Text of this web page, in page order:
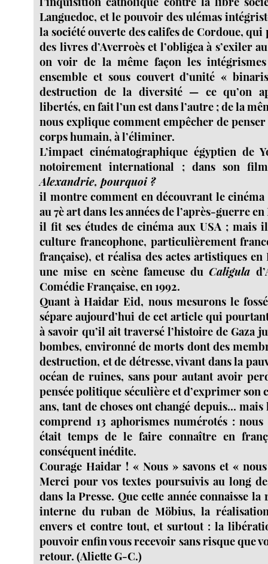
Languedoc, et le pouvoir des ulémas
la société ouverte des califes de Cordoue, qui
des livres d’Averroès et l’obligea à s’exiler
on voir de la même façon les intégrismes
ensemble et sous couvert d’unité «
destruction de la diversité — ce qu’on
libertés, en fait l’un est dans l’autre ; de la
nous explique comment empêcher de
corps humain, à l’éliminer.
L’impact cinématographique égyptien de
notoirement international ; dans son
Alexandrie, pourquoi ?
il montre comment en découvrant le
au 7è art dans les années de l’après-guerre
il fit ses études de cinéma aux USA ; mais
culture francophone, particulièrement
française), et réalisa des actes artistiques
une mise en scène fameuse duCaligula
Comédie Française, en 1992.
Quant à Haidar Eid, nous mesurons le
sépare aujourd’hui de cet article qui
à savoir qu’il ait traversé l’histoire de Gaza
bombes, environné de morts dont des
destruction, et de détresse, vivant dans la
océan de ruines, sans pour autant avoir
pensée politique séculière et d’exprimer son
ans, tant de choses ont changé depuis...
comprend 13 aphorismes numérotés : nous
était temps de le faire connaître en
conséquent inédite.
Courage Haidar ! « Nous » savons et «
Merci pour vos textes poursuivis au long
dans la Presse. Que cette année connaisse
interne du ruban de Möbius, la
envers et contre tout, et surtout : la
pouvoir enfin vous recevoir sans risque que
retour. (Aliette G-C.)